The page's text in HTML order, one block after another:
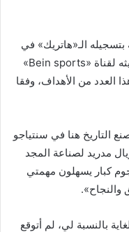
الـ«هاتريك» في
شباك جالطة سراي التركي، وأكد في حديثه لقناة «Bein sports»
العدد من الأهداف، وفقا
التاريخ هنا في سنتياجو
مدريد لصناعة المجد
كبار يسهلون مهمتي
والنجاح».
بالنسبة لي، لم أتوقع